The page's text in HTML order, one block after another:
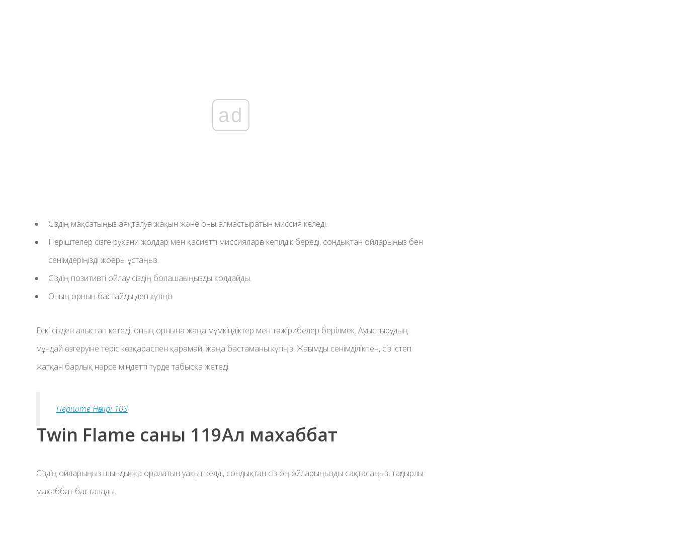
ad
Сіздің мақсатыңыз аяқталуға жақын және оны алмастыратын миссия келеді.
Періштелер сізге рухани жолдар мен қасиетті миссияларға кепілдік береді, сондықтан ойларыңыз бен
сенімдеріңізді жоғары ұстаңыз.
Сіздің позитивті ойлау сіздің болашағыңызды қолдайды.
Оның орнын бастайды деп күтіңіз
Ескі сізден алыстап кетеді, оның орнына жаңа мүмкіндіктер мен тәжірибелер берілмек. Ауыстырудың
мұндай өзгеруіне теріс көзқараспен қарамай, жаңа бастаманы күтіңіз. Жағымды сенімділікпен, сіз істеп
жатқан барлық нәрсе міндетті түрде табысқа жетеді.
Періште Нөмірі 103
Twin Flame саны 119Ал махаббат
Сіздің ойларыңыз шындыққа оралатын уақыт келді, сондықтан сіз оң ойларыңызды сақтасаңыз, тағдырлы
махаббат басталады.